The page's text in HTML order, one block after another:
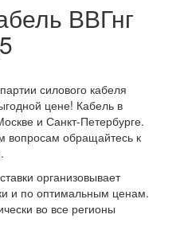
ВВГнг
силового кабеля
цене! Кабель в
и Санкт-Петербурге.
обращайтесь к
организовывает
и по оптимальным ценам.
во все регионы